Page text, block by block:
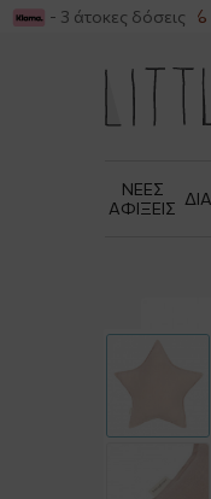
Sale έως -50%
- 3 άτοκες δόσεις
ΝΕΕΣ
ΑΦΙΞΕΙΣ